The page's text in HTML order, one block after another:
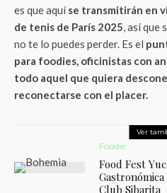
es que aquíse transmitirán en
de tenis de París 2025, así que
no te lo puedes perder. Es el
para foodies, oficinistas con
todo aquel que quiera
reconectarse con el placer.
Ver
Foodie
Food Fest
Club Sibarita